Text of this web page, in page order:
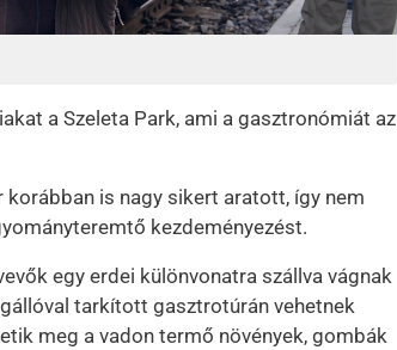
a Szeleta Park, ami a gasztronómiát az
korábban is nagy sikert aratott, így nem
kezdeményezést.
egy erdei különvonatra szállva vágnak
tarkított gasztrotúrán vehetnek
meg a vadon termő növények, gombák